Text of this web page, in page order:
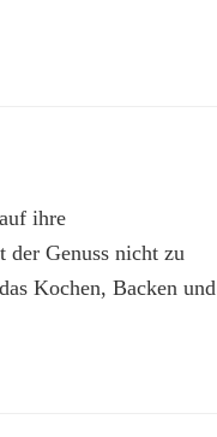
ihre
der Genuss nicht zu
Kochen, Backen und